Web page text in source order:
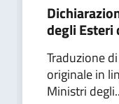
degli Esteri
Traduzione
originale in
Ministri